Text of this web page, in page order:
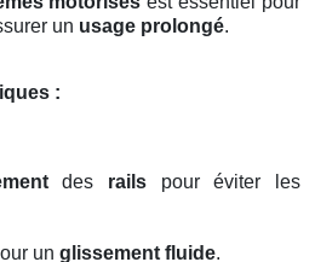
un usage prolongé.
:
des rails pour éviter les
un glissement fluide.